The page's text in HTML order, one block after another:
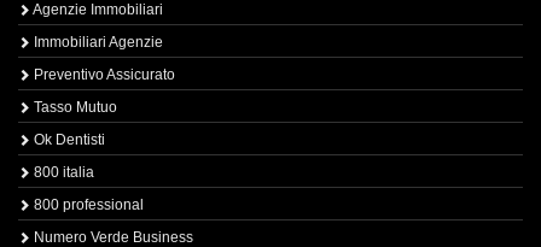
Agenzie Immobiliari
Immobiliari Agenzie
Preventivo Assicurato
Tasso Mutuo
Ok Dentisti
800 italia
800 professional
Numero Verde Business